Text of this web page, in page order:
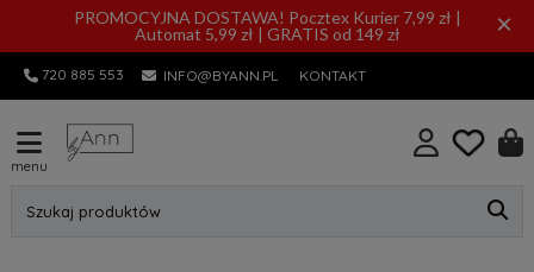
PROMOCYJNA DOSTAWA! Pocztex Kurier 7,99 zł |
Automat 5,99 zł | GRATIS od 149 zł
×
720 885 553 INFO@BYANN.PL KONTAKT
menu
Szukaj produktów